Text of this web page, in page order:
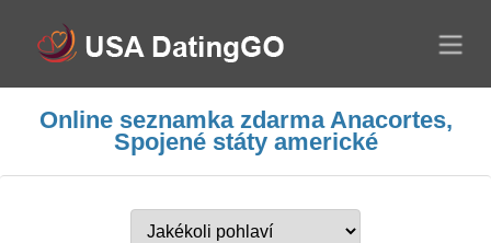
Online seznamka zdarma Anacortes,
Spojené státy americké